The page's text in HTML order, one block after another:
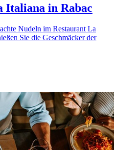
Italiana in Rabac
Nudeln im Restaurant La
Sie die Geschmäcker der